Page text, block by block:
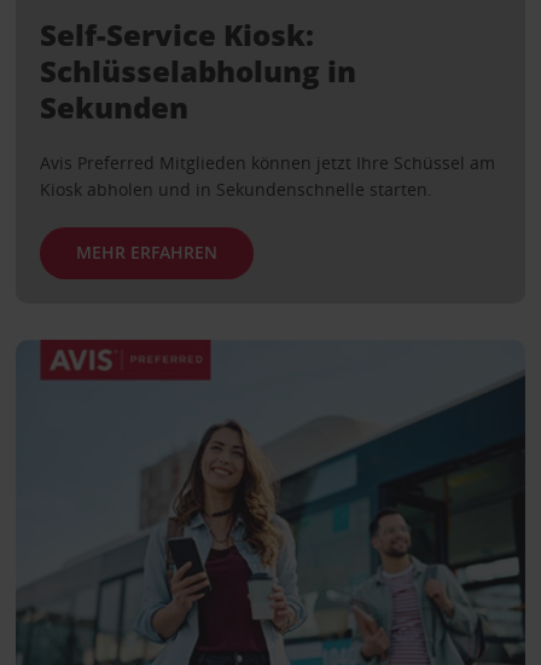
Self-Service Kiosk:
Schlüsselabholung in
Sekunden
Avis Preferred Mitglieden können jetzt Ihre Schüssel am
Kiosk abholen und in Sekundenschnelle starten.
MEHR ERFAHREN